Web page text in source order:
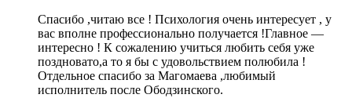
Спасибо ,читаю все ! Психология очень интересует , у
вас вполне профессионально получается !Главное —
интересно ! К сожалению учиться любить себя уже
поздновато,а то я бы с удовольствием полюбила !
Отдельное спасибо за Магомаева ,любимый
исполнитель после Ободзинского.